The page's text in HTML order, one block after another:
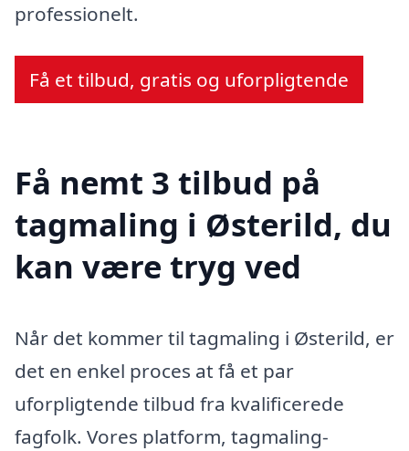
professionelt.
Få et tilbud, gratis og uforpligtende
Få nemt 3 tilbud på
tagmaling i Østerild, du
kan være tryg ved
Når det kommer til tagmaling i Østerild, er
det en enkel proces at få et par
uforpligtende tilbud fra kvalificerede
fagfolk. Vores platform, tagmaling-